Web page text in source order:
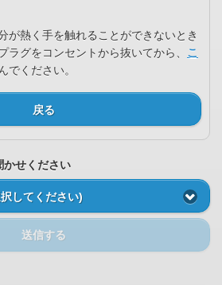
が熱く手を触れることができないとき
ラグをコンセントから抜いてから、 こ
でください。
戻る
かせください
してください)
送信する